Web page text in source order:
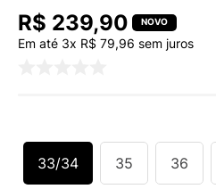
R$ 239,90
Em até 3x R$ 79,96 sem juros
33/34 35 36
º
7 º
SAMBA